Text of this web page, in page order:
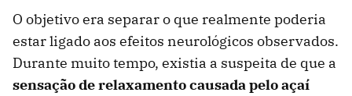
O objetivo era separar o que realmente poderia
estar ligado aos efeitos neurológicos observados.
Durante muito tempo, existia a suspeita de que a
sensação de relaxamento causada pelo açaí